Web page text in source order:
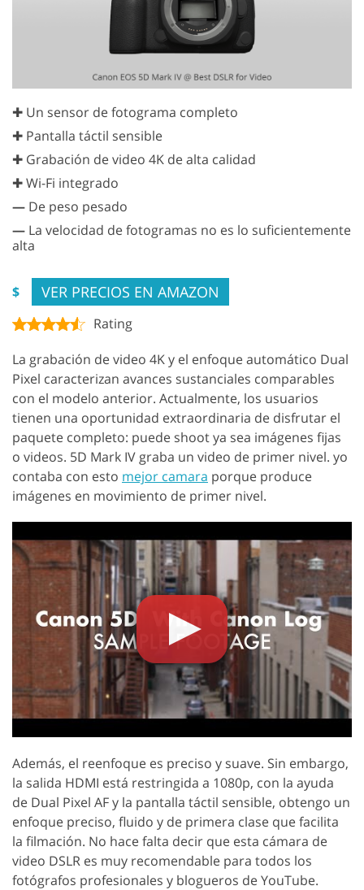
✚ Un sensor de fotograma completo
✚ Pantalla táctil sensible
✚ Grabación de video 4K de alta calidad
✚ Wi-Fi integrado
— De peso pesado
— La velocidad de fotogramas no es lo suficientemente
alta
$ VER PRECIOS EN AMAZON
Rating
La grabación de video 4K y el enfoque automático Dual
Pixel caracterizan avances sustanciales comparables
con el modelo anterior. Actualmente, los usuarios
tienen una oportunidad extraordinaria de disfrutar el
paquete completo: puede shoot ya sea imágenes fijas
o videos. 5D Mark IV graba un video de primer nivel. yo
contaba con esto mejor camara porque produce
imágenes en movimiento de primer nivel.
Además, el reenfoque es preciso y suave. Sin embargo,
la salida HDMI está restringida a 1080p, con la ayuda
de Dual Pixel AF y la pantalla táctil sensible, obtengo un
enfoque preciso, fluido y de primera clase que facilita
la filmación. No hace falta decir que esta cámara de
video DSLR es muy recomendable para todos los
fotógrafos profesionales y blogueros de YouTube.